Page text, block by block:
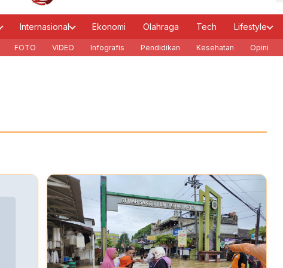
Internasional Ekonomi Olahraga Tech Lifestyle
FOTO VIDEO Infografis Pendidikan Kesehatan Opini